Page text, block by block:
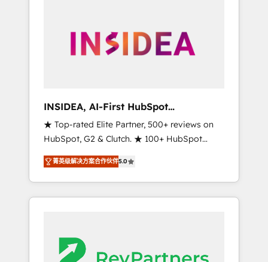
globally regionalized HubSpot websites,
integrated marketing campaigns, & RevOps
adoption with change-management
programs, and align marketing, sales, and
service to drive sustainable growth With 6
key HubSpot accreditations and experience
across hundreds of organizations in dozens
of industries, there’s a good chance one of
our globally integrated teams has worked
looking for...and get your next big initiative
moving!
INSIDEA, AI-First HubSpot
Onboarding & RevOps
★ Top-rated Elite Partner, 500+ reviews on
HubSpot, G2 & Clutch. ★ 100+ HubSpot
Certified Experts & Trainers across the team
★ 1,500+ implementations across five
continents ★ AI-First, RevOps-led,
Onboarding obsessed ★ Company of the
engine. We onboard your team, migrate your
data, and build AI-powered workflows that
菁英级解决方案合作伙伴5.0